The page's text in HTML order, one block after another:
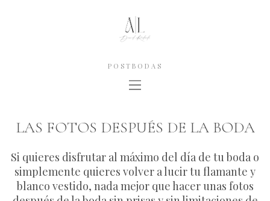
POSTBODAS
LAS FOTOS DESPUÉS DE LA BODA
Si quieres disfrutar al máximo del día de tu boda o
simplemente quieres volver a lucir tu flamante y
blanco vestido, nada mejor que hacer unas fotos